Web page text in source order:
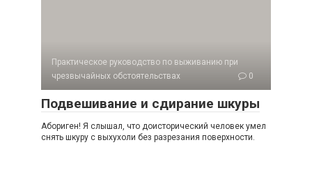
Практическое руководство по выживанию при
чрезвычайных обстоятельствах
0
Подвешивание и сдирание шкуры
Абориген! Я слышал, что доисторический человек умел
снять шкуру с выхухоли без разрезания поверхности.